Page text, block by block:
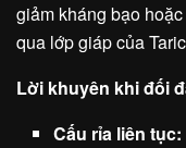
giảm kháng bạo
qua lớp giáp của
Lời khuyên khi đối
Cấu rỉa liên tục: